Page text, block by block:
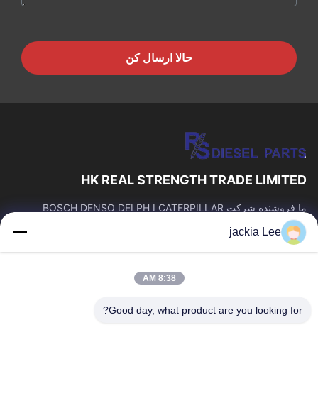
حالا ارسال کن
HK REAL STRENGTH TRADE LIMITED
ما فروشنده شرکت BOSCH DENSO DELPH I CATERPILLAR
159 2067 9523.
پیوندهای سریع
محصولات
درباره ما
تور کارخانه
jackia Lee
8:38 AM
Good day, what product are you looking for?